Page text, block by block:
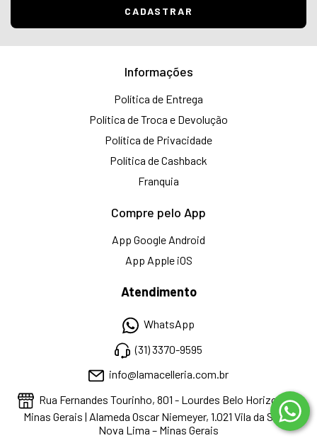
Informações
Política de Entrega
Política de Troca e Devolução
Política de Privacidade
Política de Cashback
Franquia
Compre pelo App
App Google Android
App Apple iOS
Atendimento
WhatsApp
(31) 3370-9595
info@lamacelleria.com.br
Rua Fernandes Tourinho, 801 - Lourdes Belo Horizonte -
Minas Gerais | Alameda Oscar Niemeyer, 1.021 Vila da Serra,
Nova Lima – Minas Gerais